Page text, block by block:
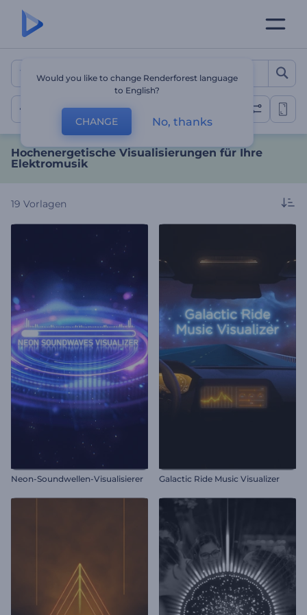
Hochenergetische
Elektroenergie
Hochenergetische Visualisierungen für Ihre
Elektromusik
19 Vorlagen
Neon-Soundwellen-Visualisierer Galactic Ride Music Visualizer
Would you like to change Renderforest language
to English?
CHANGE No, thanks